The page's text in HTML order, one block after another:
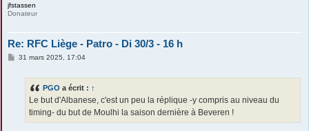
jfstassen
Donateur
Re: RFC Liège - Patro - Di 30/3 - 16 h
M31 mars 2025, 17:04
PGO a écrit : ↑
Le but d'Albanese, c'est un peu la réplique -y compris au niveau du
timing- du but de Moulhi la saison dernière à Beveren !